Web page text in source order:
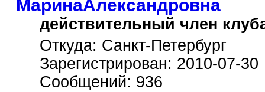
МаринаАлександровна
действительный член
Откуда: Cанкт-Петербург
Зарегистрирован: 2010-07-30
Сообщений: 936